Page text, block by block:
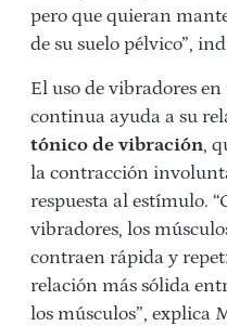
pero que quieran
de su suelo pélvico”,
El uso de vibradores
continua ayuda a su
tónico de vibración,
la contracción
respuesta al estímulo.
vibradores, los
contraen rápida y
relación más sólida
los músculos”, explica